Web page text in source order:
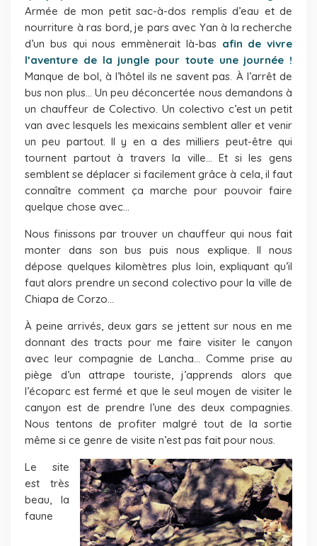
Armée de mon petit sac-à-dos remplis d’eau et de
nourriture à ras bord, je pars avec Yan à la recherche
d’un bus qui nous emmènerait là-bas afin de vivre
l’aventure de la jungle pour toute une journée !
Manque de bol, à l’hôtel ils ne savent pas. À l’arrêt de
bus non plus… Un peu déconcertée nous demandons à
un chauffeur de Colectivo. Un colectivo c’est un petit
van avec lesquels les mexicains semblent aller et venir
un peu partout. Il y en a des milliers peut-être qui
tournent partout à travers la ville… Et si les gens
semblent se déplacer si facilement grâce à cela, il faut
connaître comment ça marche pour pouvoir faire
quelque chose avec…
Nous finissons par trouver un chauffeur qui nous fait
monter dans son bus puis nous explique. Il nous
dépose quelques kilomètres plus loin, expliquant qu’il
faut alors prendre un second colectivo pour la ville de
Chiapa de Corzo…
À peine arrivés, deux gars se jettent sur nous en me
donnant des tracts pour me faire visiter le canyon
avec leur compagnie de Lancha… Comme prise au
piège d’un attrape touriste, j’apprends alors que
l’écoparc est fermé et que le seul moyen de visiter le
canyon est de prendre l’une des deux compagnies.
Nous tentons de profiter malgré tout de la sortie
même si ce genre de visite n’est pas fait pour nous.
Le site
est très
beau, la
faune